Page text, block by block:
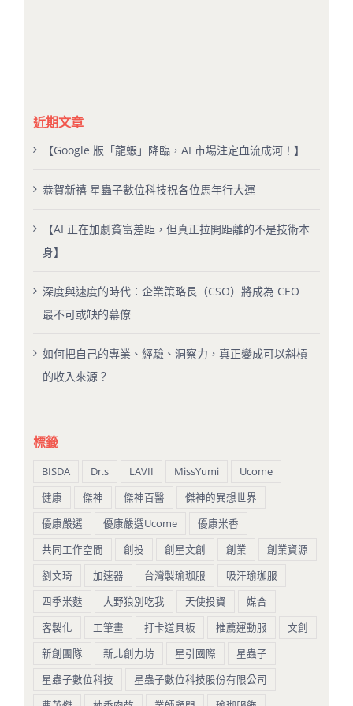
近期文章
【Google 版「龍蝦」降臨，AI 市場注定血流成河！】
恭賀新禧 星蟲子數位科技祝各位馬年行大運
【AI 正在加劇貧富差距，但真正拉開距離的不是技術本
身】
深度與速度的時代：企業策略長（CSO）將成為 CEO
最不可或缺的幕僚
如何把自己的專業、經驗、洞察力，真正變成可以斜槓
的收入來源？
標籤
BISDA Dr.s LAVII MissYumi
Ucome
健康
傑神 傑神百醫
傑神的異想世界
優康嚴選
優康嚴選Ucome
優康米香
共同工作空間
創投 創星文創 創業
創業資源
劉文琦
加速器 台灣製瑜珈服
吸汗瑜珈服
四季米麩
大野狼別吃我 天使投資
媒合
客製化
工筆畫 打卡道具板 推薦運動服
文創
新創團隊
新北創力坊 星引國際
星蟲子
星蟲子數位科技
星蟲子數位科技股份有限公司